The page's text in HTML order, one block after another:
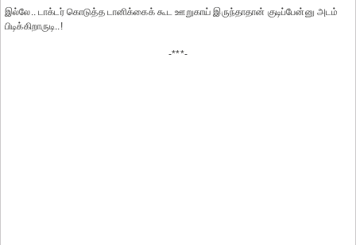
இல்லே.. டாக்டர் கொடுத்த டானிக்கைக் கூட ஊறுகாய் இருந்தாதான் குடிப்பேன்னு அடம்
பிடிக்கிறாருடி..!
-***-